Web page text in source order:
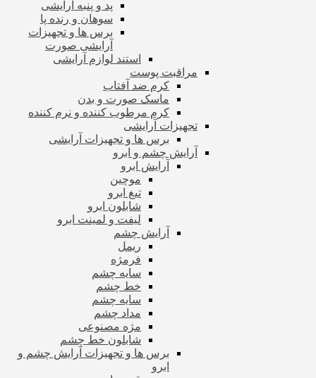
پد و پنبه آرایشی
سوهان و رنده پا
برس ها و تجهیزات
آرایشی صورت
استند لوازم آرایشی
مراقبت پوست
کرم ضد آفتاب
ماسک صورت و بدن
کرم مرطوب کننده و نرم کننده
تجهیزات آرایشی
برس ها و تجهیزات آرایشی
آرایش چشم و ابرو
آرایش ابرو
موچین
تیغ ابرو
شابلون ابرو
لیفت و لمینت ابرو
آرایش چشم
ریمل
فرمژه
سایه چشم
خط چشم
سایه چشم
مداد چشم
مژه مصنوعی
شابلون خط چشم
برس ها و تجهیزات آرایش چشم و
ابرو